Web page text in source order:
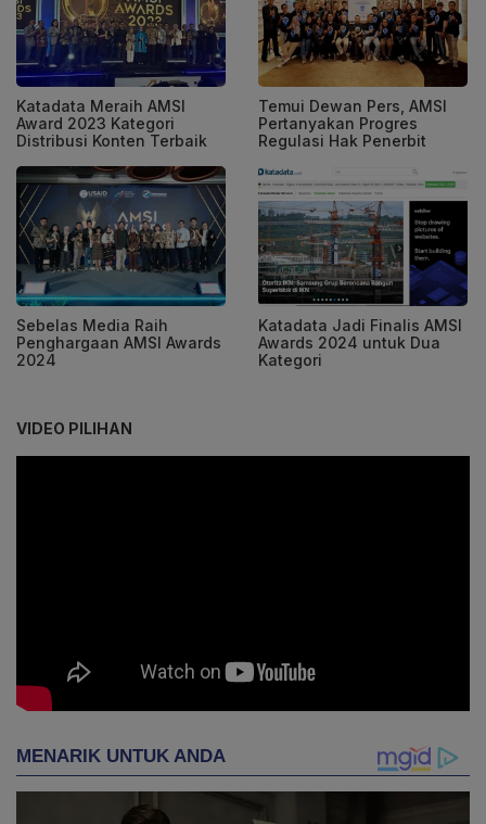
Katadata Meraih AMSI
Award 2023 Kategori
Distribusi Konten Terbaik
Temui Dewan Pers, AMSI
Pertanyakan Progres
Regulasi Hak Penerbit
Sebelas Media Raih
Penghargaan AMSI Awards
2024
Katadata Jadi Finalis AMSI
Awards 2024 untuk Dua
Kategori
VIDEO PILIHAN